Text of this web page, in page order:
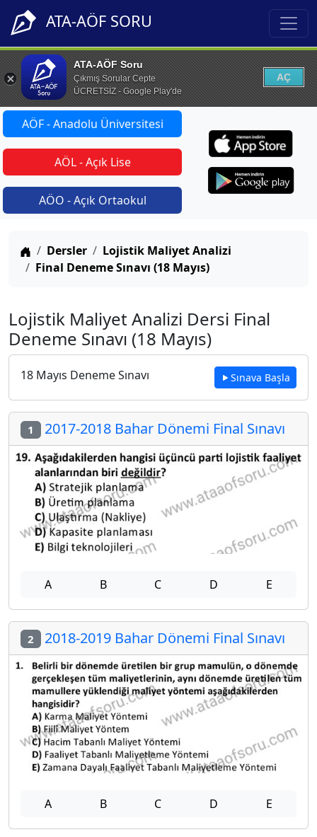
ATA-AÖF SORU
ATA-AÖF Soru
Çıkmış Sorular Cepte
ÜCRETSİZ - Google Play'de
AÇ
AÖF - Anadolu Üniversitesi
AÖL - Açık Lise
AÖO - Açık Ortaokul
Anasayfa
Dersler
Lojistik Maliyet Analizi
Final Deneme Sınavı (18 Mayıs)
Lojistik Maliyet Analizi Dersi Final
Deneme Sınavı (18 Mayıs)
18 Mayıs Deneme Sınavı Sınava Başla
1 2017-2018 Bahar Dönemi Final Sınavı
A B C D E
2 2018-2019 Bahar Dönemi Final Sınavı
A B C D E